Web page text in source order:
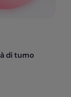
di turno